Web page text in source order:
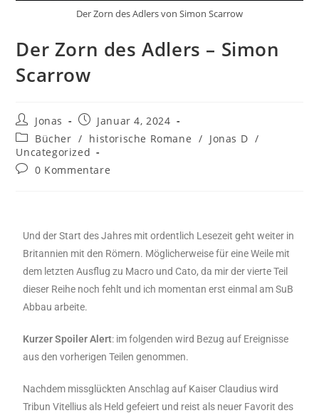
Der Zorn des Adlers von Simon Scarrow
Der Zorn des Adlers – Simon
Scarrow
Jonas
Januar 4, 2024
Bücher / historische Romane / Jonas D /
Uncategorized
0 Kommentare
Und der Start des Jahres mit ordentlich Lesezeit geht weiter in
Britannien mit den Römern. Möglicherweise für eine Weile mit
dem letzten Ausflug zu Macro und Cato, da mir der vierte Teil
dieser Reihe noch fehlt und ich momentan erst einmal am SuB
Abbau arbeite.
Kurzer Spoiler Alert: im folgenden wird Bezug auf Ereignisse
aus den vorherigen Teilen genommen.
Nachdem missglückten Anschlag auf Kaiser Claudius wird
Tribun Vitellius als Held gefeiert und reist als neuer Favorit des